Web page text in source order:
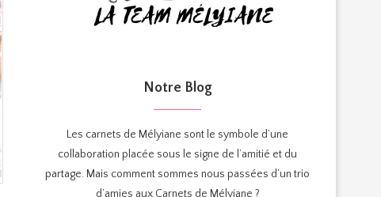
Notre Blog
Les carnets de Mélyiane sont le symbole d’une
collaboration placée sous le signe de l’amitié et du
partage. Mais comment sommes nous passées d’un trio
d’amies aux Carnets de Mélyiane ?